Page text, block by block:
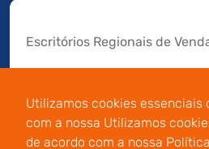
Utilizamos cookies essenciais
com a nossa Utilizamos
de acordo com a nossa
Escritórios Regionais de
Av. Manoel da Nóbrega,